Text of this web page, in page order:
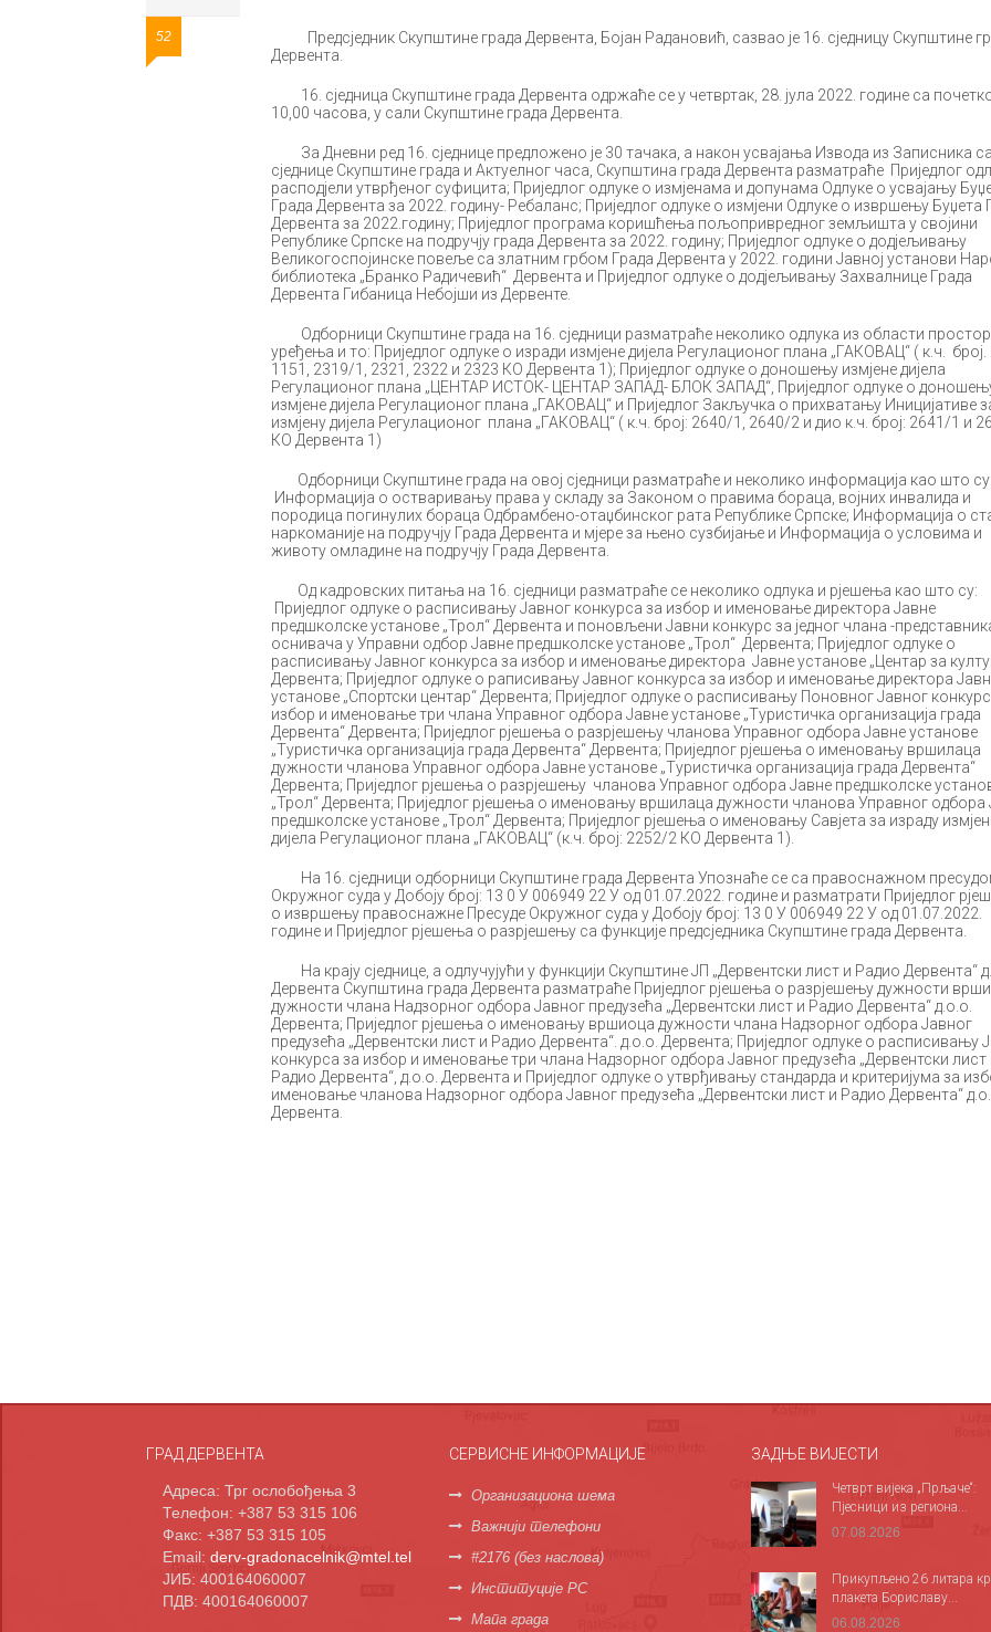
52
Предсједник Скупштине града Дервента, Бојан Радановић, сазвао је 16. сједницу Скупштине
Дервента.
16. сједница Скупштине града Дервента одржаће се у четвртак, 28. јула 2022. године са
10,00 часова, у сали Скупштине града Дервента.
За Дневни ред 16. сједнице предложено је 30 тачака, а након усвајања Извода из Записника са
сједнице Скупштине града и Актуелног часа, Скупштина града Дервента разматраће Приједлог
расподјели утврђеног суфицита; Приједлог одлуке о измјенама и допунама Одлуке о усвајању
Града Дервента за 2022. годину- Ребаланс; Приједлог одлуке о измјени Одлуке о извршењу Буџета
Дервента за 2022.годину; Приједлог програма коришћења пољопривредног земљишта у својини
Републике Српске на подручју града Дервента за 2022. годину; Приједлог одлуке о додјељивању
Великогоспојинске повеље са златним грбом Града Дервента у 2022. години Јавној установи
библиотека „Бранко Радичевић“ Дервента и Приједлог одлуке о додјељивању Захвалнице Града
Дервента Гибаница Небојши из Дервенте.
Одборници Скупштине града на 16. сједници разматраће неколико одлука из области
уређења и то: Приједлог одлуке о изради измјене дијела Регулационог плана „ГАКОВАЦ“ ( к.ч. број.
1151, 2319/1, 2321, 2322 и 2323 КО Дервента 1); Приједлог одлуке о доношењу измјене дијела
Регулационог плана „ЦЕНТАР ИСТОК- ЦЕНТАР ЗАПАД- БЛОК ЗАПАД“, Приједлог одлуке о
измјене дијела Регулационог плана „ГАКОВАЦ“ и Приједлог Закључка о прихватању Иницијативе
измјену дијела Регулационог плана „ГАКОВАЦ“ ( к.ч. број: 2640/1, 2640/2 и дио к.ч. број: 2641/1 и
КО Дервента 1)
Одборници Скупштине града на овој сједници разматраће и неколико информација као што су
Информација о остваривању права у складу за Законом о правима бораца, војних инвалида и
породица погинулих бораца Одбрамбено-отаџбинског рата Републике Српске; Информација о
наркоманије на подручју Града Дервента и мјере за њено сузбијање и Информација о условима и
животу омладине на подручју Града Дервента.
Од кадровских питања на 16. сједници разматраће се неколико одлука и рјешења као што су:
Приједлог одлуке о расписивању Јавног конкурса за избор и именовање директора Јавне
предшколске установе „Трол“ Дервента и поновљени Јавни конкурс за једног члана -
оснивача у Управни одбор Јавне предшколске установе „Трол“ Дервента; Приједлог одлуке о
расписивању Јавног конкурса за избор и именовање директора Јавне установе „Центар за
Дервента; Приједлог одлуке о раписивању Јавног конкурса за избор и именовање директора
установе „Спортски центар“ Дервента; Приједлог одлуке о расписивању Поновног Јавног
избор и именовање три члана Управног одбора Јавне установе „Туристичка организација града
Дервента“ Дервента; Приједлог рјешења о разрјешењу чланова Управног одбора Јавне установе
„Туристичка организација града Дервента“ Дервента; Приједлог рјешења о именовању вршилаца
дужности чланова Управног одбора Јавне установе „Туристичка организација града Дервента“
Дервента; Приједлог рјешења о разрјешењу чланова Управног одбора Јавне предшколске
„Трол“ Дервента; Приједлог рјешења о именовању вршилаца дужности чланова Управног одбора
предшколске установе „Трол“ Дервента; Приједлог рјешења о именовању Савјета за израду
дијела Регулационог плана „ГАКОВАЦ“ (к.ч. број: 2252/2 КО Дервента 1).
На 16. сједници одборници Скупштине града Дервента Упознаће се са правоснажном
Окружног суда у Добоју број: 13 0 У 006949 22 У од 01.07.2022. године и разматрати Приједлог
о извршењу правоснажне Пресуде Окружног суда у Добоју број: 13 0 У 006949 22 У од 01.07.2022.
године и Приједлог рјешења о разрјешењу са функције предсједника Скупштине града Дервента.
На крају сједнице, а одлучујући у функцији Скупштине ЈП „Дервентски лист и Радио Дервента“
Дервента Скупштина града Дервента разматраће Приједлог рјешења о разрјешењу дужности
дужности члана Надзорног одбора Јавног предузећа „Дервентски лист и Радио Дервента“ д.о.о.
Дервента; Приједлог рјешења о именовању вршиоца дужности члана Надзорног одбора Јавног
предузећа „Дервентски лист и Радио Дервента“. д.о.о. Дервента; Приједлог одлуке о расписивању
конкурса за избор и именовање три члана Надзорног одбора Јавног предузећа „Дервентски лист
Радио Дервента“, д.о.о. Дервента и Приједлог одлуке о утврђивању стандарда и критеријума за
именовање чланова Надзорног одбора Јавног предузећа „Дервентски лист и Радио Дервента“
Дервента.
ГРАД ДЕРВЕНТА
Адреса: Трг ослобођења 3
Телефон: +387 53 315 106
Факс: +387 53 315 105
Email: derv-gradonacelnik@mtel.tel
ЈИБ: 400164060007
ПДВ: 400164060007
СЕРВИСНЕ ИНФОРМАЦИЈЕ
Организациона шема
Важнији телефони
#2176 (без наслова)
Институције РС
Мапа града
ЗАДЊЕ ВИЈЕСТИ
Четврт вијека „Прљаче“:
Пјесници из региона...
07.08.2026
Прикупљено 26 литара
плакета Бориславу...
06.08.2026